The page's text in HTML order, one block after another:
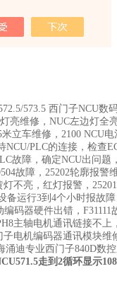
573.5 西门子NCU数
亮维修，NUC左边灯
立车维修，2100 NCU
NCU/PLC的连接，检查
故障，确定NCU出问
故障，25202轮廓报
亮，红灯报警，
运行3到4个小时报故
码器硬件出错，
主轴电机通讯链接不
电机编码器通讯模块
迪专业西门子840D
走到2循环显示